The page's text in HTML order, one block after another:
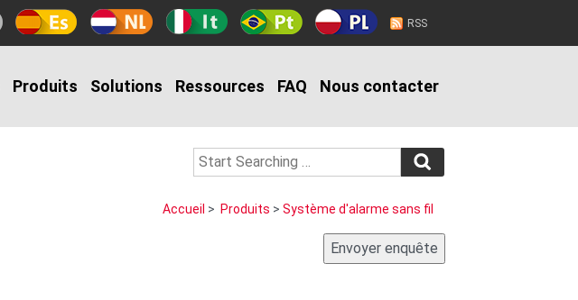
RSS
Produits Solutions Ressources FAQ Nous contacter
Accueil > Produits > Système d'alarme sans fil